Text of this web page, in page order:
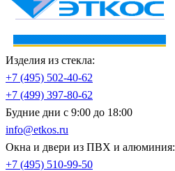
Изделия из стекла:
+7 (495) 502-40-62
+7 (499) 397-80-62
Будние дни с 9:00 до 18:00
info@etkos.ru
Окна и двери из ПВХ и алюминия:
+7 (495) 510-99-50